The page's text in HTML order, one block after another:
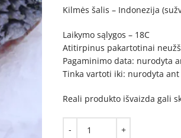
Kilmės šalis – Indonezija
Laikymo sąlygos – 18C
Atitirpinus pakartotinai
Pagaminimo data: nurodyta
Tinka vartoti iki: nurodyta ant
Reali produkto išvaizda gali